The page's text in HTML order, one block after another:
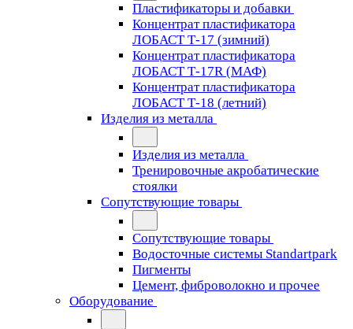
Пластификаторы и добавки
Концентрат пластификатора
ЛОБАСТ Т-17 (зимний)
Концентрат пластификатора
ЛОБАСТ Т-17R (МАФ)
Концентрат пластификатора
ЛОБАСТ Т-18 (летний)
Изделия из металла
Изделия из металла
Тренировочные акробатические
стоялки
Сопутствующие товары
Сопутствующие товары
Водосточные системы Standartpark
Пигменты
Цемент, фиброволокно и прочее
Оборудование